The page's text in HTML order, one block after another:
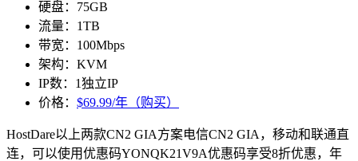
硬盘：75GB
流量：1TB
带宽：100Mbps
架构：KVM
IP数：1独立IP
价格： $69.99/年（购买）
HostDare以上两款CN2 GIA方案电信CN2 GIA，移动和联通直
连，可以使用优惠码YONQK21V9A优惠码享受8折优惠，年